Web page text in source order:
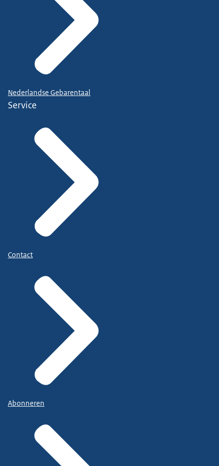
Nederlandse Gebarentaal
Service
Contact
Abonneren